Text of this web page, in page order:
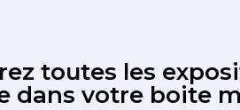
toutes les
dans votre boite